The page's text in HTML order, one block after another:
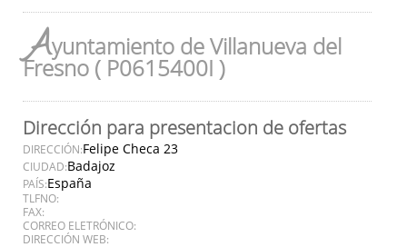
Ayuntamiento de Villanueva del
Fresno ( P0615400I )
Dirección para presentacion de ofertas
DIRECCIÓN:Felipe Checa 23
CIUDAD:Badajoz
PAÍS:España
TLFNO:
FAX:
CORREO ELETRÓNICO:
DIRECCIÓN WEB: